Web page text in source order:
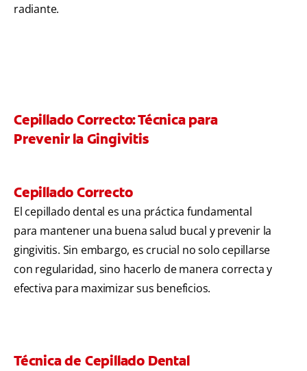
radiante.
Cepillado Correcto: Técnica para
Prevenir la Gingivitis
Cepillado Correcto
El cepillado dental es una práctica fundamental
para mantener una buena salud bucal y prevenir la
gingivitis. Sin embargo, es crucial no solo cepillarse
con regularidad, sino hacerlo de manera correcta y
efectiva para maximizar sus beneficios.
Técnica de Cepillado Dental